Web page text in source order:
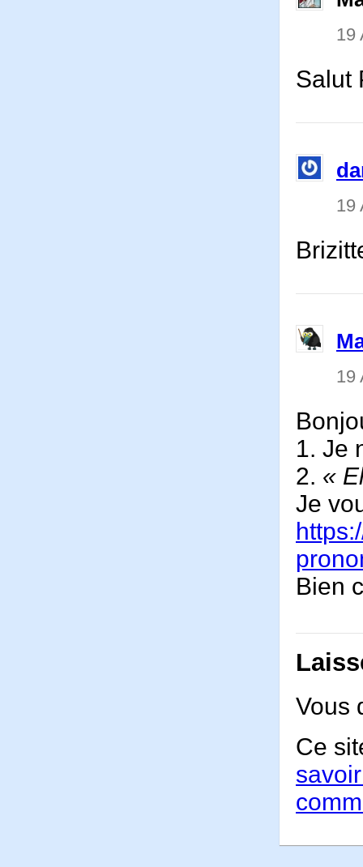
19
Salut
19
19
1. Je
2. «
Je
Bien
Vous
Ce